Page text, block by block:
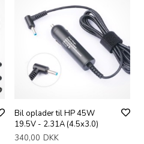
Bil oplader til HP 45W
19.5V - 2.31A (4.5x3.0)
340,00 DKK